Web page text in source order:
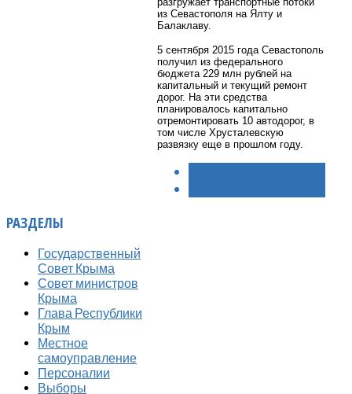
из Севастополя на Ялту и
Балаклаву.
5 сентября 2015 года Севастополь
получил из федерального
бюджета 229 млн рублей на
капитальный и текущий ремонт
дорог. На эти средства
планировалось капитально
отремонтировать 10 автодорог, в
том числе Хрусталевскую
развязку еще в прошлом году.
РАЗДЕЛЫ
Государственный
Совет Крыма
Совет министров
Крыма
Глава Республики
Крым
Местное
самоуправление
Персоналии
Выборы